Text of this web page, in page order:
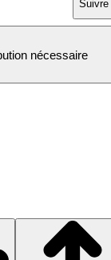
Suivre
nécessaire